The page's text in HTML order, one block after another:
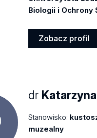
Biologii i Ochrony
Zobacz profil
dr
Stanowisko:
muzealny